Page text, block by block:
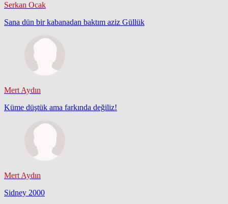
Serkan Ocak
Sana dün bir kabanadan baktım aziz Güllük
Mert Aydın
Küme düştük ama farkında değiliz!
Mert Aydın
Sidney 2000